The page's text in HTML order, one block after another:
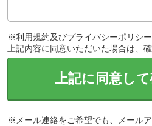
※利用規約及びプライバシーポリシー
上記内容に同意いただいた場合は、
上記に同意し
※メール連絡をご希望でも、メール